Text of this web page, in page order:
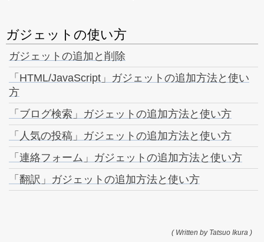
ガジェットの使い方
ガジェットの追加と削除
「HTML/JavaScript」ガジェットの追加方法と使い
方
「ブログ検索」ガジェットの追加方法と使い方
「人気の投稿」ガジェットの追加方法と使い方
「連絡フォーム」ガジェットの追加方法と使い方
「翻訳」ガジェットの追加方法と使い方
( Written by Tatsuo Ikura )